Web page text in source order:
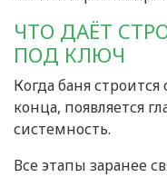
ЧТО ДАЁТ
ПОД КЛЮЧ
Когда баня
конца, появляется
системность.
Все этапы заранее